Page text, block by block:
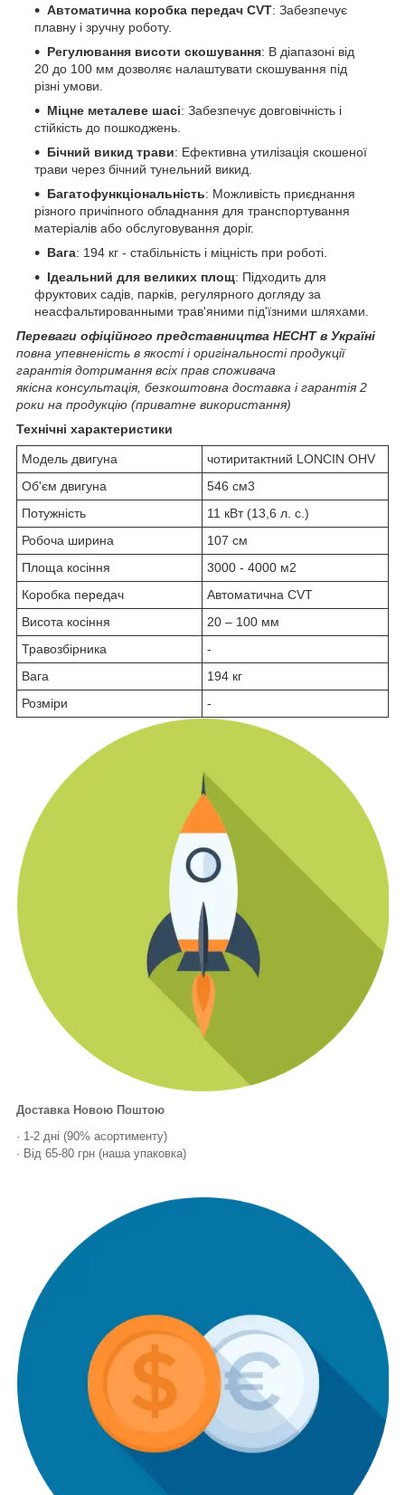
Автоматична коробка передач CVT: Забезпечує
плавну і зручну роботу.
Регулювання висоти скошування: В діапазоні від
20 до 100 мм дозволяє налаштувати скошування під
різні умови.
Міцне металеве шасі: Забезпечує довговічність і
стійкість до пошкоджень.
Бічний викид трави: Ефективна утилізація скошеної
трави через бічний тунельний викид.
Багатофункціональність: Можливість приєднання
різного причіпного обладнання для транспортування
матеріалів або обслуговування доріг.
Вага: 194 кг - стабільність і міцність при роботі.
Ідеальний для великих площ: Підходить для
фруктових садів, парків, регулярного догляду за
неасфальтированными трав'яними під'їзними шляхами.
Переваги офіційного представництва HECHT в Україні
повна упевненість в якості і оригінальності продукції
гарантія дотримання всіх прав споживача
якісна консультація, безкоштовна доставка і гарантія 2
роки на продукцію (приватне використання)
Технічні характеристики
Модель двигуна
чотиритактний LONCIN OHV
Об'єм двигуна
546 см3
Потужність
11 кВт (13,6 л. с.)
Робоча ширина
107 см
Площа косіння
3000 - 4000 м2
Коробка передач
Автоматична CVT
Висота косіння
20 – 100 мм
Травозбірника
-
Вага
194 кг
Розміри
-
Доставка Новою Поштою
· 1-2 дні (90% асортименту)
· Від 65-80 грн (наша упаковка)